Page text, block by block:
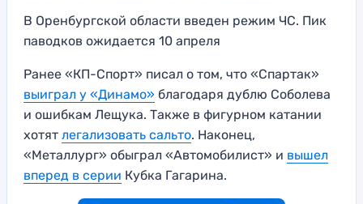
В Оренбургской области введен режим ЧС. Пик
паводков ожидается 10 апреля
Ранее «КП-Спорт» писал о том, что «Спартак»
выиграл у «Динамо» благодаря дублю Соболева
и ошибкам Лещука. Также в фигурном катании
хотят легализовать сальто. Наконец,
«Металлург» обыграл «Автомобилист» и вышел
вперед в серии Кубка Гагарина.